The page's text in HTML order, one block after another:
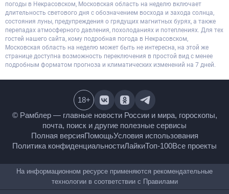
погоды в Некрасовском, Московская область на неделю включает
длительность светового дня с обозначением восхода и захода солнца,
состояния луны, предупреждения о грядущих магнитных бурях, а также
перепадах атмосферного давления, похолоданиях и потеплениях. Для тех
гостей нашего сайта, кому подробная погода в Некрасовском,
Московская область на неделю может быть не интересна, на этой же
странице доступна возможность переключения в простой вид с менее
подробным форматом прогноза и климатических изменений на 7 дней.
© Рамблер — главные новости России и мира,
гороскопы, почта, поиск и другие полезные сервисы
Полная версияПомощьУсловия использования
Политика конфиденциальностиЛайкиТоп-100
18+
На информационном ресурсе применяются
рекомендательные технологии в соответствии сПравилами